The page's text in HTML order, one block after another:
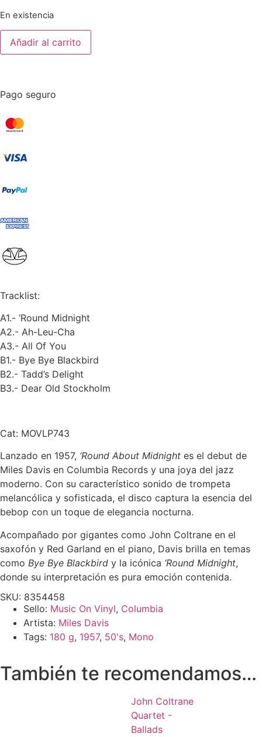
En existencia
Añadir al carrito
Pago seguro
Tracklist:
A1.- ‘Round Midnight
A2.- Ah-Leu-Cha
A3.- All Of You
B1.- Bye Bye Blackbird
B2.- Tadd’s Delight
B3.- Dear Old Stockholm
Cat: MOVLP743
Lanzado en 1957, ‘Round About Midnight es el debut de
Miles Davis en Columbia Records y una joya del jazz
moderno. Con su característico sonido de trompeta
melancólica y sofisticada, el disco captura la esencia del
bebop con un toque de elegancia nocturna.
Acompañado por gigantes como John Coltrane en el
saxofón y Red Garland en el piano, Davis brilla en temas
como Bye Bye Blackbird y la icónica ‘Round Midnight,
donde su interpretación es pura emoción contenida.
SKU: 8354458
Sello: Music On Vinyl, Columbia
Artista: Miles Davis
Tags: 180 g, 1957, 50's, Mono
También te recomendamos…
John Coltrane
Quartet -
Ballads